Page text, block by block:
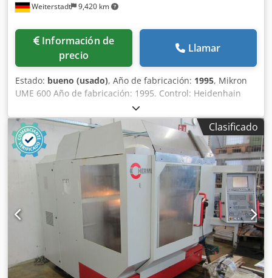
Weiterstadt 9,420 km
Información de
precio
Llamar
Estado: bueno (usado), Año de fabricación: 1995, Mikron
UME 600 Año de fabricación: 1995. Control: Heidenhain
TNC 407. Estado del cabezal según descripción. Recorrido
en el eje X: 600 mm. Recorrido en el eje Y: 500 mm.
Recorrido en el eje Z: 450 mm. Velocidad de giro: 5 - 5000
rpm. Recorrido del eje de la manga: 90 mm. Potencia total
requerida: 9 kW. Dcjdozr T U Aepfx Aa Hsk Rango de
avance: 0-10.000 mm/min. Peso de la máquina: aprox.
3260 kg. Espacio requerido: aprox. 2200x2800x2000 mm.
Potencia del cabezal: 6 kW. Cabezal de fresado vertical con
sujeción hidráulica SK 40.
Clasificado